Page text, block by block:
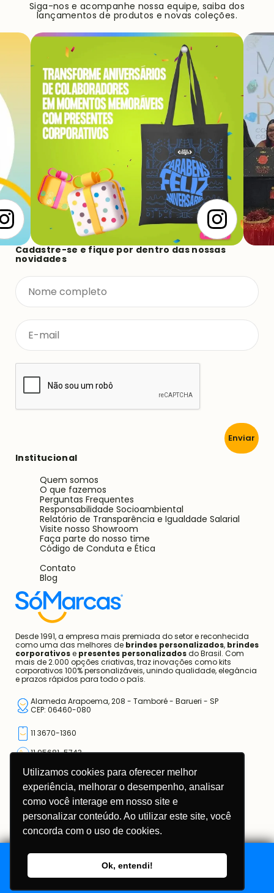
Utilizamos cookies para oferecer melhor
experiência, melhorar o desempenho, analisar
como você interage em nosso site e
personalizar conteúdo. Ao utilizar este site, você
concorda com o uso de cookies.
Ok, entendi!
Adicionar ao Orçamento
Siga-nos e acompanhe nossa equipe, saiba dos
lançamentos de produtos e novas coleções.
Desde 1991, a empresa mais premiada do setor e reconhecida
como uma das melhores de brindes personalizados, brindes
corporativose presentes personalizadosdo Brasil. Com
mais de 2.000 opções criativas, traz inovações como kits
corporativos 100% personalizáveis, unindo qualidade, elegância
e prazos rápidos para todo o país.
Alameda Arapoema, 208 - Tamboré - Barueri - SP
CEP: 06460-080
11 3670-1360
11 95681-5743
atendimento@somarcas.com.br
Mais do que Brindes, Presentes Corporativos!
SO MARCAS COMERCIAL LTDA.
CNPJ: 67.308.981/0001-00
Institucional
Quem somos
O que fazemos
Perguntas Frequentes
Responsabilidade Socioambiental
Relatório de Transparência e Igualdade Salarial
Visite nosso Showroom
Faça parte do nosso time
Código de Conduta e Ética
Contato
Blog
Cadastre-se e fique por dentro das nossas
novidades
Enviar